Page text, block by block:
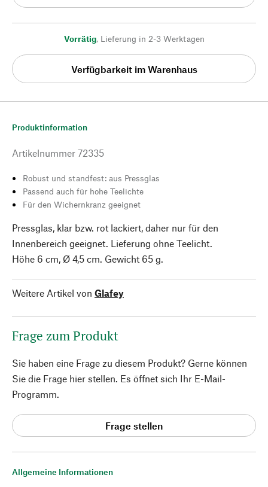
Vorrätig, Lieferung in 2-3 Werktagen
Verfügbarkeit im Warenhaus
Allgemeine Informationen
Produktinformation
Artikelnummer 72335
Robust und standfest: aus Pressglas
Passend auch für hohe Teelichte
Für den Wichernkranz geeignet
Pressglas, klar bzw. rot lackiert, daher nur für den
Innenbereich geeignet. Lieferung ohne Teelicht.
Höhe 6 cm, Ø 4,5 cm. Gewicht 65 g.
Weitere Artikel von Glafey
Frage zum Produkt
Sie haben eine Frage zu diesem Produkt? Gerne können
Sie die Frage hier stellen. Es öffnet sich Ihr E-Mail-
Programm.
Frage stellen